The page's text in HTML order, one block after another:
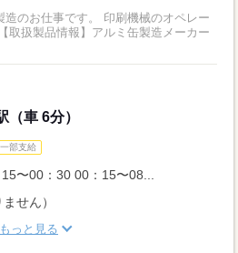
造のお仕事です。 印刷機械のオペレー
取扱製品情報】アルミ缶製造メーカー
（車 6分）
部支給
〜00：30 00：15〜08...
せん）
もっと見る